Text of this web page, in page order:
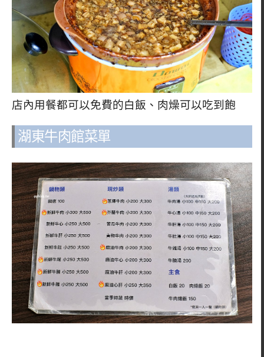
店內用餐都可以免費的白飯、肉燥可以吃到飽
湖東牛肉館菜單